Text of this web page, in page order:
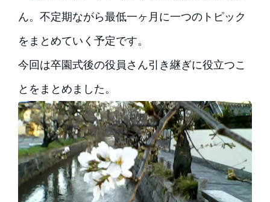
ん。不定期ながら最低一ヶ月に一つのトピック
をまとめていく予定です。
今回は卒園式後の役員さん引き継ぎに役立つこ
とをまとめました。